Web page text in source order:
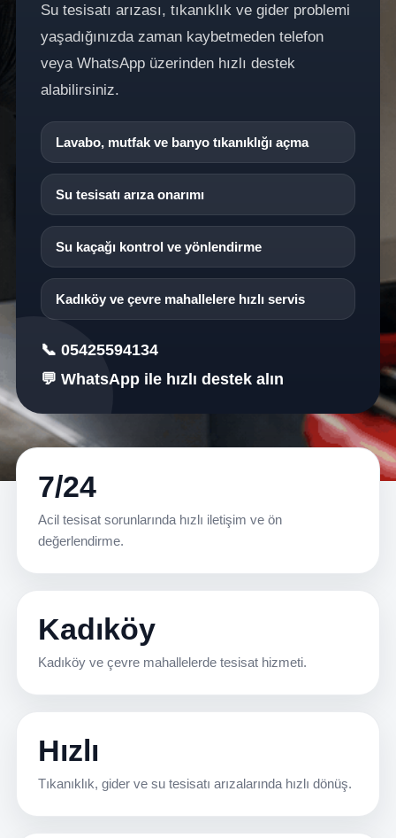
Su tesisatı arızası, tıkanıklık ve gider problemi
yaşadığınızda zaman kaybetmeden telefon
veya WhatsApp üzerinden hızlı destek
alabilirsiniz.
Lavabo, mutfak ve banyo tıkanıklığı açma
Su tesisatı arıza onarımı
Su kaçağı kontrol ve yönlendirme
Kadıköy ve çevre mahallelere hızlı servis
📞 05425594134
💬 WhatsApp ile hızlı destek alın
7/24
Acil tesisat sorunlarında hızlı iletişim ve ön
değerlendirme.
Kadıköy
Kadıköy ve çevre mahallelerde tesisat hizmeti.
Hızlı
Tıkanıklık, gider ve su tesisatı arızalarında hızlı dönüş.